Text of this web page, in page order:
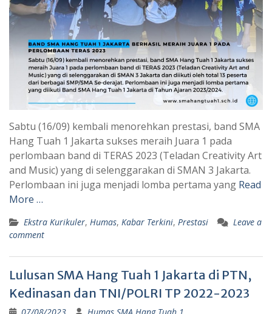
Sabtu (16/09) kembali menorehkan prestasi, band SMA
Hang Tuah 1 Jakarta sukses meraih Juara 1 pada
perlombaan band di TERAS 2023 (Teladan Creativity Art
and Music) yang di selenggarakan di SMAN 3 Jakarta.
Perlombaan ini juga menjadi lomba pertama yang Read
More …
Ekstra Kurikuler, Humas, Kabar Terkini, Prestasi
Leave a
comment
Lulusan SMA Hang Tuah 1 Jakarta di PTN,
Kedinasan dan TNI/POLRI TP 2022-2023